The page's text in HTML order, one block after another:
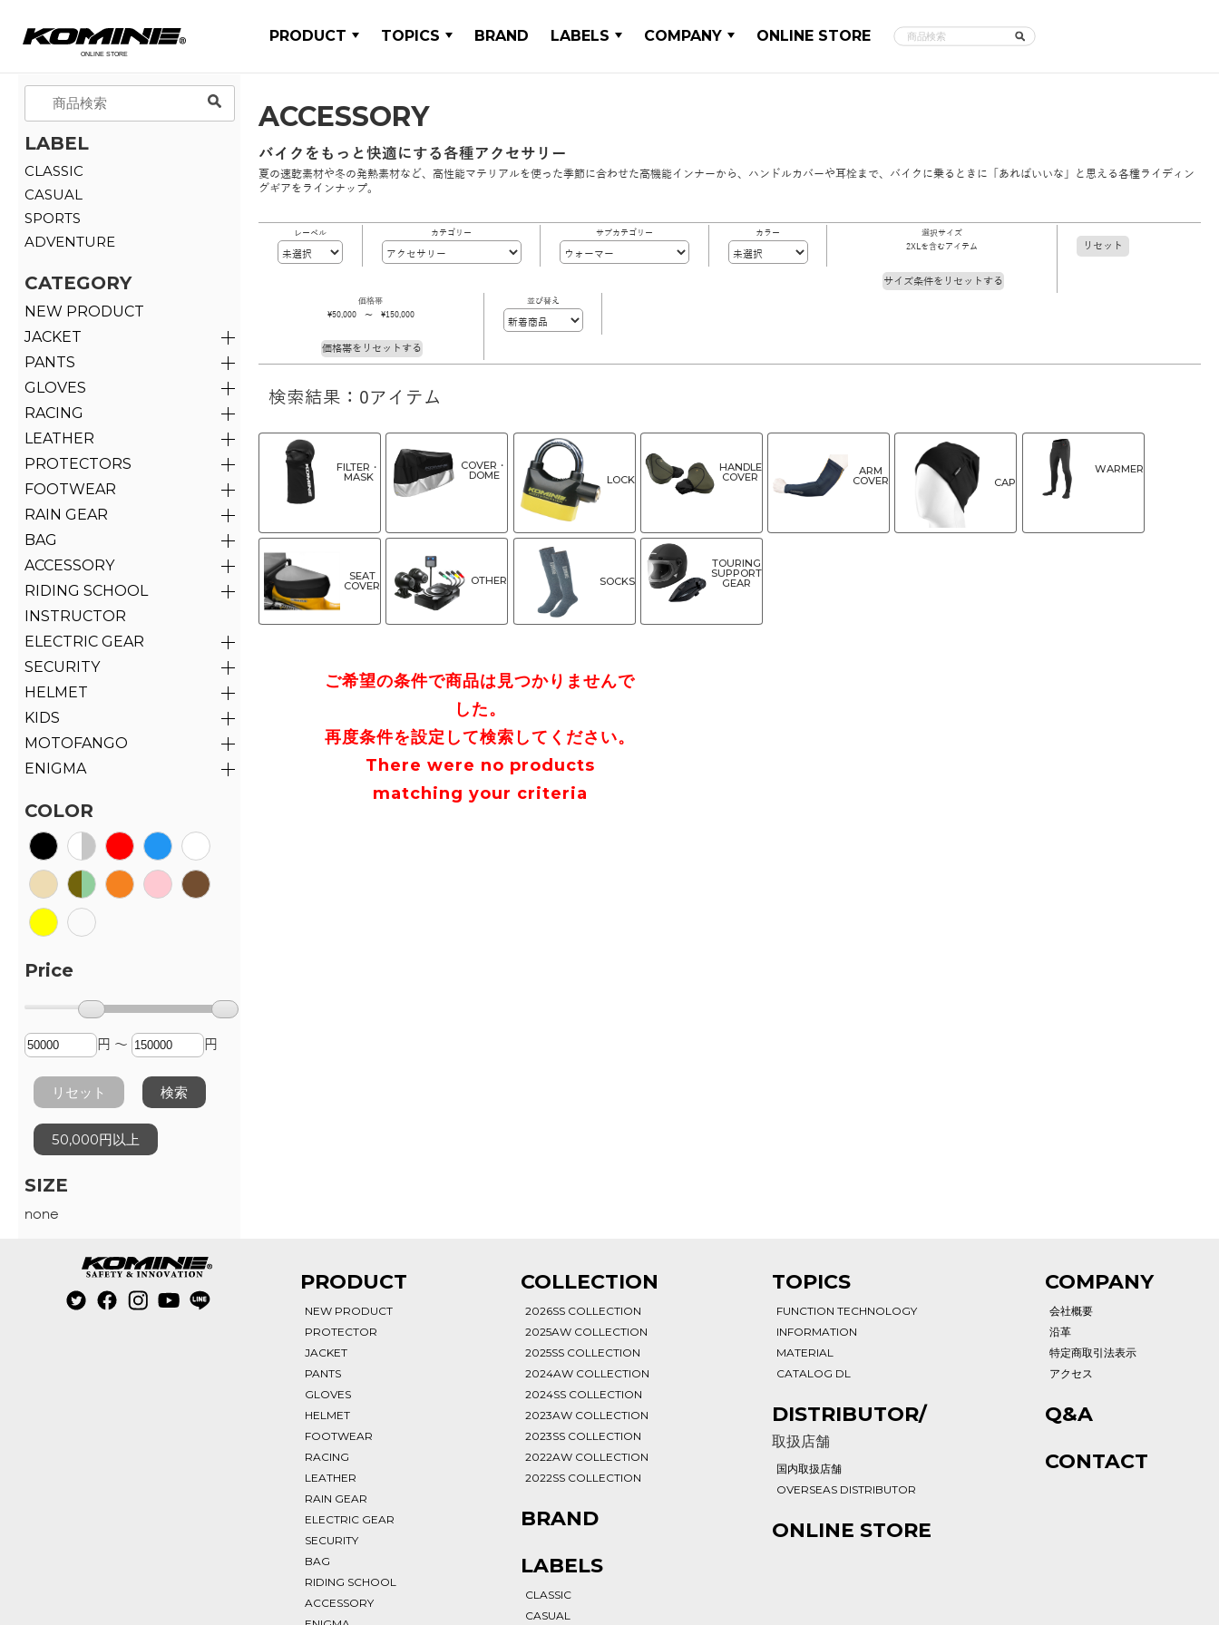
PRODUCT TOPICS BRAND LABELS COMPANY ONLINE STORE
LABEL
CLASSIC
CASUAL
SPORTS
ADVENTURE
CATEGORY
NEW PRODUCT
JACKET
PANTS
GLOVES
RACING
LEATHER
PROTECTORS
FOOTWEAR
RAIN GEAR
BAG
ACCESSORY
RIDING SCHOOL
INSTRUCTOR
ELECTRIC GEAR
SECURITY
HELMET
KIDS
MOTOFANGO
ENIGMA
COLOR
Price
円 ～ 円
リセット 検索
50,000円以上
SIZE
none
ACCESSORY
バイクをもっと快適にする各種アクセサリー
夏の速乾素材や冬の発熱素材など、高性能マテリアルを使った季節に合わせた高機能インナーから、ハンドルカバーや耳栓まで、バイクに乗るときに「あればいいな」と思える各種ライディン
グギアをラインナップ。
レーベル カテゴリー サブカテゴリー カラー
選択サイズ
2XLを含むアイテム
サイズ条件をリセットする
価格帯
\50,000 ～ \150,000
価格帯をリセットする
並び替え
リセット
検索結果：0アイテム
FILTER・
MASK
COVER・
DOME LOCK
HANDLE
COVER
ARM
COVER CAP
WARMER
SEAT
COVER OTHER SOCKS
TOURING
SUPPORT
GEAR
ご希望の条件で商品は見つかりませんで
した。
再度条件を設定して検索してください。
There were no products
matching your criteria
PRODUCT
NEW PRODUCT
PROTECTOR
JACKET
PANTS
GLOVES
HELMET
FOOTWEAR
RACING
LEATHER
RAIN GEAR
ELECTRIC GEAR
SECURITY
BAG
RIDING SCHOOL
ACCESSORY
COLLECTION
2026SS COLLECTION
2025AW COLLECTION
2025SS COLLECTION
2024AW COLLECTION
2024SS COLLECTION
2023AW COLLECTION
2023SS COLLECTION
2022AW COLLECTION
2022SS COLLECTION
BRAND
LABELS
CLASSIC
CASUAL
TOPICS
FUNCTION TECHNOLOGY
INFORMATION
MATERIAL
CATALOG DL
DISTRIBUTOR/
取扱店舗
国内取扱店舗
OVERSEAS DISTRIBUTOR
ONLINE STORE
COMPANY
会社概要
沿革
特定商取引法表示
アクセス
Q&A
CONTACT